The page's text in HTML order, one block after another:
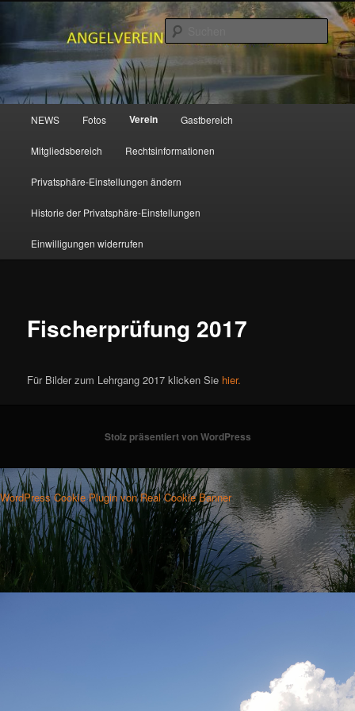
Inhalt
springenANGELVEREIN MUDENBACH e.V.
NEWS Fotos Verein Gastbereich
Mitgliedsbereich Rechtsinformationen
Privatsphäre-Einstellungen ändern
Historie der Privatsphäre-Einstellungen
Einwilligungen widerrufen
Fischerprüfung 2017
Für Bilder zum Lehrgang 2017 klicken Sie hier.
Stolz präsentiert von WordPress
WordPress Cookie Plugin von Real Cookie Banner